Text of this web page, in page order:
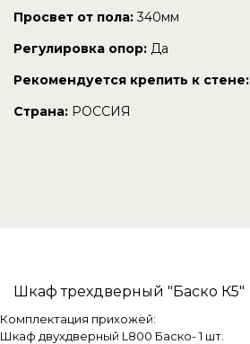
Шкаф трехдверный "Баско К5"
Просвет от пола:340мм
Регулировка опор: Да
Рекомендуется крепить к стене:
Страна: РОССИЯ
Комплектация прихожей:
Шкаф двухдверный L800 Баско- 1 шт.